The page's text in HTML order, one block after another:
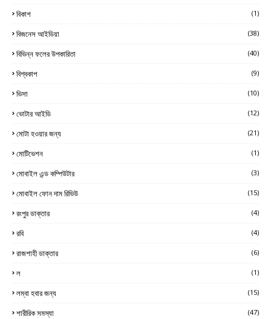
বিকাশ (1)
বিজনেস আইডিয়া (38)
বিভিন্ন ফলের উপকারিতা (40)
বিশ্বকাপ (9)
ভিসা (10)
ভোটার আইডি (12)
মোটা হওয়ার জন্য (21)
মোটিভেশন (1)
মোবাইল এন্ড কম্পিউটার (3)
মোবাইল ফোন দাম রিভিউ (15)
রংপুর ডাক্তার (4)
রবি (4)
রাজশাহী ডাক্তার (6)
ল (1)
লম্বা হবার জন্য (15)
শারীরিক সমস্যা (47)